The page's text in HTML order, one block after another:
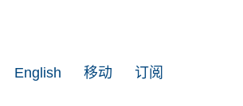
订阅
移动
English